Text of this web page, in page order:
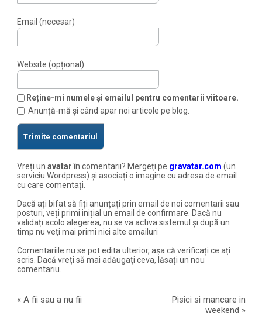
Email (necesar)
Website (opțional)
Reține-mi numele și emailul pentru comentarii viitoare.
Anunță-mă și când apar noi articole pe blog.
Vreți unavatarîn comentarii? Mergeți pe gravatar.com (un
serviciu Wordpress) și asociați o imagine cu adresa de email
cu care comentați.
Dacă ați bifat să fiți anunțați prin email de noi comentarii sau
posturi, veți primi inițial un email de confirmare. Dacă nu
validați acolo alegerea, nu se va activa sistemul și după un
timp nu veți mai primi nici alte emailuri
Comentariile nu se pot edita ulterior, așa că verificați ce ați
scris. Dacă vreți să mai adăugați ceva, lăsați un nou
comentariu.
«A fii sau a nu fii
Pisici si mancare in
weekend »